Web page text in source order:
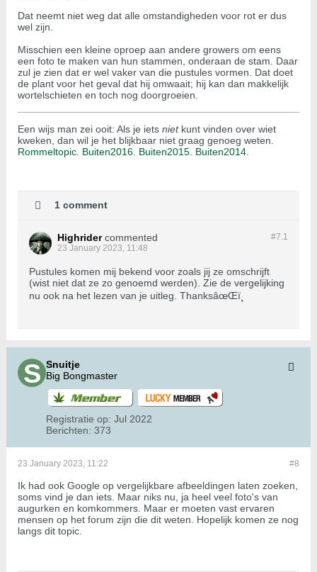
Dat neemt niet weg dat alle omstandigheden voor rot er dus
wel zijn.
Misschien een kleine oproep aan andere growers om eens
een foto te maken van hun stammen, onderaan de stam. Daar
zul je zien dat er wel vaker van die pustules vormen. Dat doet
de plant voor het geval dat hij omwaait; hij kan dan makkelijk
wortelschieten en toch nog doorgroeien.
Een wijs man zei ooit: Als je iets nietkunt vinden over wiet
kweken, dan wil je het blijkbaar niet graag genoeg weten.
Rommeltopic. Buiten2016. Buiten2015 Buiten2014
1 comment
#7.1
Highrider commented
23 January 2023, 11:48
Pustules komen mij bekend voor zoals jij ze omschrijft
(wist niet dat ze zo genoemd werden). Zie de vergelijking
nu ook na het lezen van je uitleg. ThanksâœŒï¸
Snuitje
Big Bongmaster
Registratie op: Jul 2022
Berichten: 373
#8
23 January 2023, 11:22
Ik had ook Google op vergelijkbare afbeeldingen laten zoeken,
soms vind je dan iets. Maar niks nu, ja heel veel foto's van
augurken en komkommers. Maar er moeten vast ervaren
mensen op het forum zijn die dit weten. Hopelijk komen ze nog
langs dit topic.